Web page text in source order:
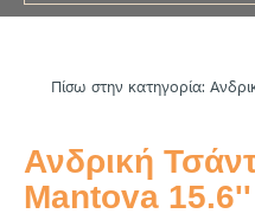
Πίσω στην κατηγορία:
Ανδρική
Mantova 15.6''